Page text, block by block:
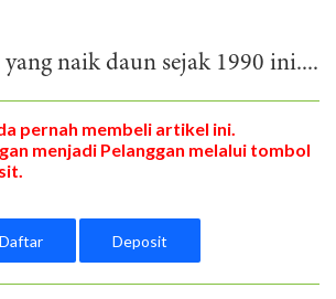
naik daun sejak 1990 ini....
pernah membeli artikel ini.
menjadi Pelanggan melalui tombol
Daftar Deposit